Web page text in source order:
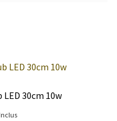
30cm 10w